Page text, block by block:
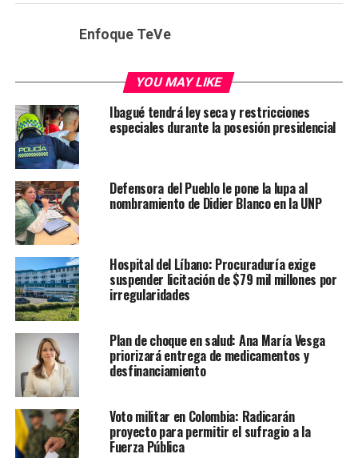
Enfoque TeVe
YOU MAY LIKE
Ibagué tendrá ley seca y restricciones
especiales durante la posesión presidencial
Defensora del Pueblo le pone la lupa al
nombramiento de Didier Blanco en la UNP
Hospital del Líbano: Procuraduría exige
suspender licitación de $79 mil millones por
irregularidades
Plan de choque en salud: Ana María Vesga
priorizará entrega de medicamentos y
desfinanciamiento
Voto militar en Colombia: Radicarán
proyecto para permitir el sufragio a la
Fuerza Pública